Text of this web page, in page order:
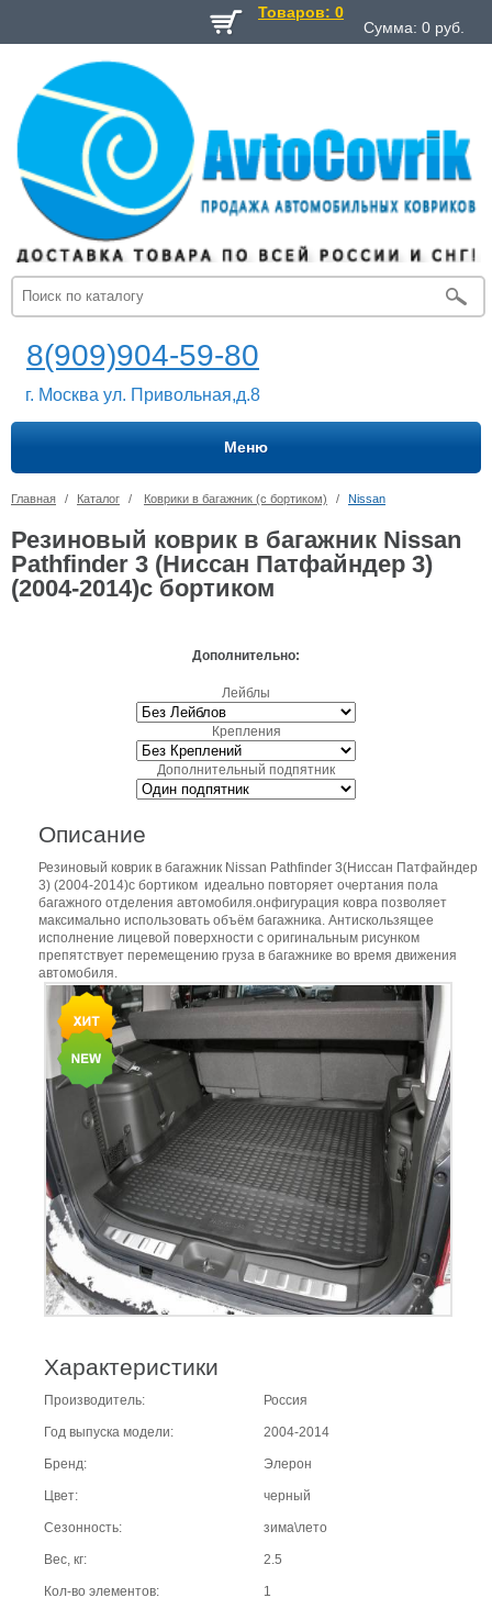
Товаров: 0
Сумма: 0 руб.
8(909)904-59-80
г. Москва ул. Привольная,д.8
Меню
Главная / Каталог / Коврики в багажник (с бортиком) / Nissan
Резиновый коврик в багажник Nissan
Pathfinder 3 (Ниссан Патфайндер 3)
(2004-2014)с бортиком
Характеристики
Производитель: Россия
Год выпуска модели: 2004-2014
Бренд: Элерон
Цвет: черный
Сезонность: зима\лето
Вес, кг: 2.5
Кол-во элементов: 1
Дополнительно:
Лейблы
Крепления
Дополнительный подпятник
Описание
Резиновый коврик в багажник Nissan Pathfinder 3(Ниссан Патфайндер
3) (2004-2014)с бортиком идеально повторяет очертания пола
багажного отделения автомобиля.онфигурация ковра позволяет
максимально использовать объём багажника. Антискользящее
исполнение лицевой поверхности с оригинальным рисунком
препятствует перемещению груза в багажнике во время движения
автомобиля.